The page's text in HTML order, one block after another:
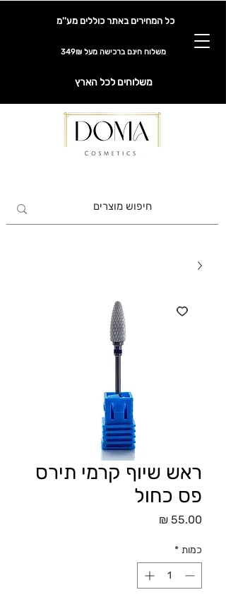
כל המחירים באתר כוללים מע''מ
משלוח חינם ברכישה מעל 349₪
משלוחים לכל הארץ
ראש שיוף קרמי תירס
פס כחול
כמות *